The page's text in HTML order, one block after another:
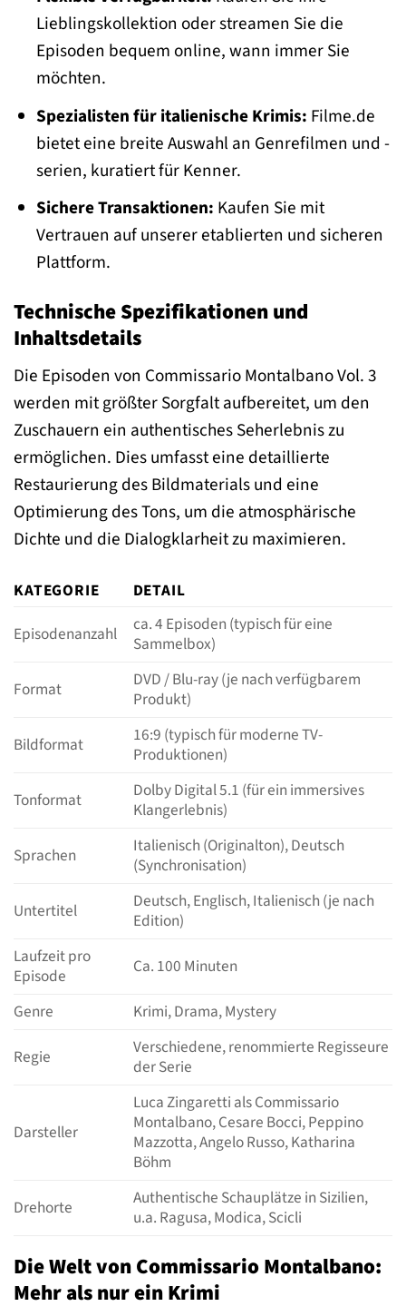
Lieblingskollektion oder streamen Sie die
Episoden bequem online, wann immer Sie
möchten.
Spezialisten für italienische Krimis: Filme.de
bietet eine breite Auswahl an Genrefilmen und -
serien, kuratiert für Kenner.
Sichere Transaktionen: Kaufen Sie mit
Vertrauen auf unserer etablierten und sicheren
Plattform.
Technische Spezifikationen und
Inhaltsdetails
Die Episoden von Commissario Montalbano Vol. 3
werden mit größter Sorgfalt aufbereitet, um den
Zuschauern ein authentisches Seherlebnis zu
ermöglichen. Dies umfasst eine detaillierte
Restaurierung des Bildmaterials und eine
Optimierung des Tons, um die atmosphärische
Dichte und die Dialogklarheit zu maximieren.
KATEGORIE
DETAIL
Episodenanzahl
ca. 4 Episoden (typisch für eine
Sammelbox)
Format
DVD / Blu-ray (je nach verfügbarem
Produkt)
Bildformat
16:9 (typisch für moderne TV-
Produktionen)
Tonformat
Dolby Digital 5.1 (für ein immersives
Klangerlebnis)
Sprachen
Italienisch (Originalton), Deutsch
(Synchronisation)
Untertitel
Deutsch, Englisch, Italienisch (je nach
Edition)
Laufzeit pro
Episode
Ca. 100 Minuten
Genre
Krimi, Drama, Mystery
Regie
Verschiedene, renommierte Regisseure
der Serie
Darsteller
Luca Zingaretti als Commissario
Montalbano, Cesare Bocci, Peppino
Mazzotta, Angelo Russo, Katharina
Böhm
Drehorte
Authentische Schauplätze in Sizilien,
u.a. Ragusa, Modica, Scicli
Die Welt von Commissario Montalbano:
Mehr als nur ein Krimi